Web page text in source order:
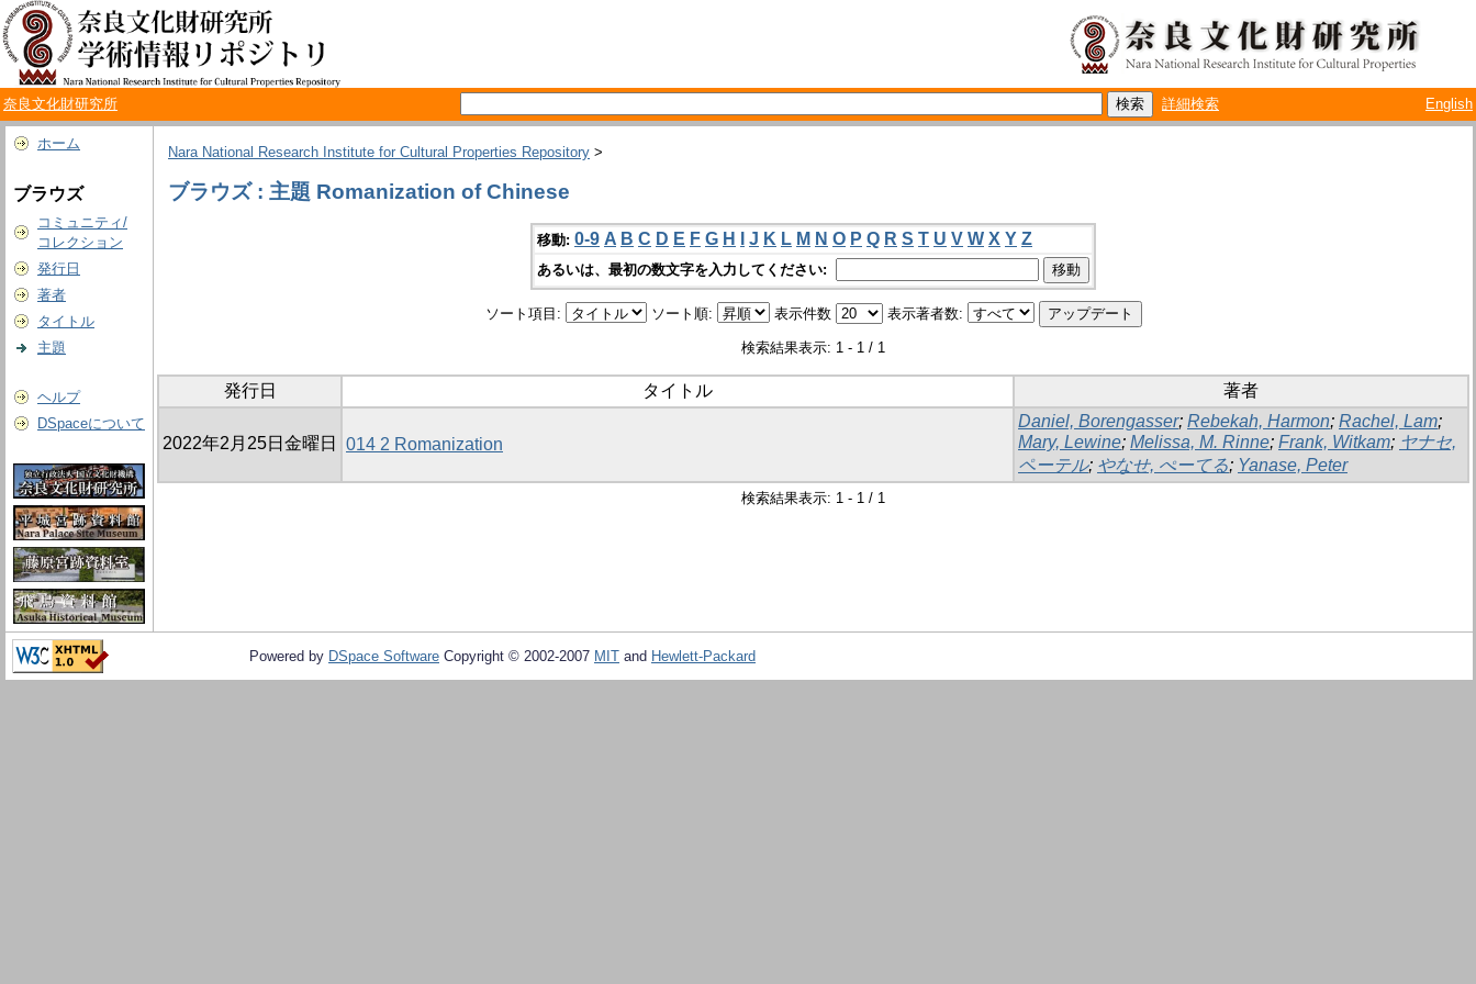
奈良文化財研究所 詳細検索 English
ホーム
ブラウズ
コミュニティ/
コレクション
発行日
著者
タイトル
主題
ヘルプ
DSpaceについて
Nara National Research Institute for Cultural Properties Repository >
ブラウズ : 主題 Romanization of Chinese
移動: 0-9 A B C D E F G H J K L M N O P Q R S T U V W X Y Z
あるいは、最初の数文字を入力してください:
ソート項目: ソート順: 表示件数 表示著者数:
検索結果表示: 1 - 1 / 1
発行日 タイトル 著者
2022年2月25日金曜日 014 2 Romanization
Daniel, Borengasser; Rebekah, Harmon; Rachel, Lam;
Mary, Lewine; Melissa, M. Rinne; Frank, Witkam; ヤナセ,
ペーテル; やなせ, ぺーてる; Yanase, Peter
検索結果表示: 1 - 1 / 1
Powered by DSpace Software Copyright © 2002-2007 MIT and Hewlett-Packard